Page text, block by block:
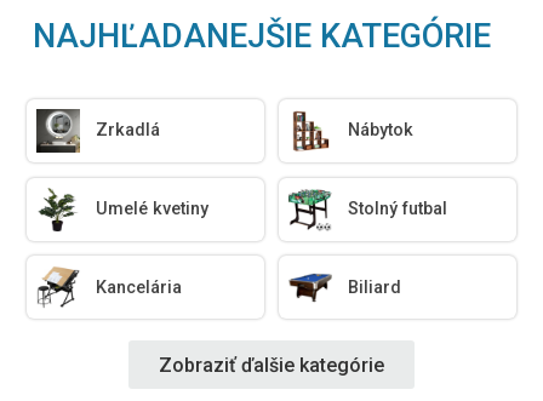
NAJHĽADANEJŠIE KATEGÓRIE
Zrkadlá Nábytok
Umelé kvetiny Stolný futbal
Kancelária Biliard
Zobraziť ďalšie kategórie